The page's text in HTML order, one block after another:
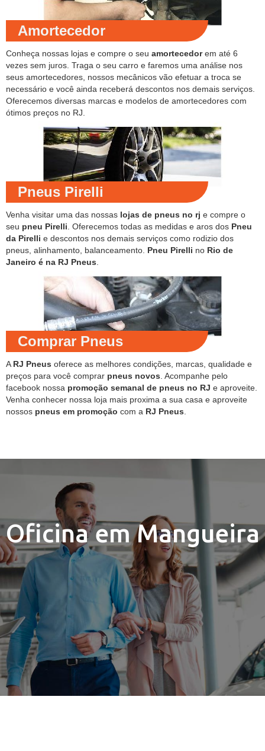
Amortecedor
Conheça nossas lojas e compre o seu amortecedorem até 6
vezes sem juros. Traga o seu carro e faremos uma análise nos
seus amortecedores, nossos mecânicos vão efetuar a troca se
necessário e você ainda receberá descontos nos demais serviços.
Oferecemos diversas marcas e modelos de amortecedores com
ótimos preços no RJ.
Pneus Pirelli
Venha visitar uma das nossas lojas de pneus no rj e compre o
seu pneu Pirelli . Oferecemos todas as medidas e aros dos Pneu
da Pirelli e descontos nos demais serviços como rodizio dos
pneus, alinhamento, balanceamento. Pneu Pirelli no Rio de
Janeiro é na RJ Pneus
Comprar Pneus
A RJ Pneus oferece as melhores condições, marcas, qualidade e
preços para você comprar pneus novos . Acompanhe pelo
facebook nossa promoção semanal de pneus no RJ e aproveite.
Venha conhecer nossa loja mais proxima a sua casa e aproveite
nossos pneus em promoção com a RJ Pneus
Oficina em Mangueira